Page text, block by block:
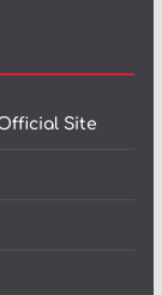
Site